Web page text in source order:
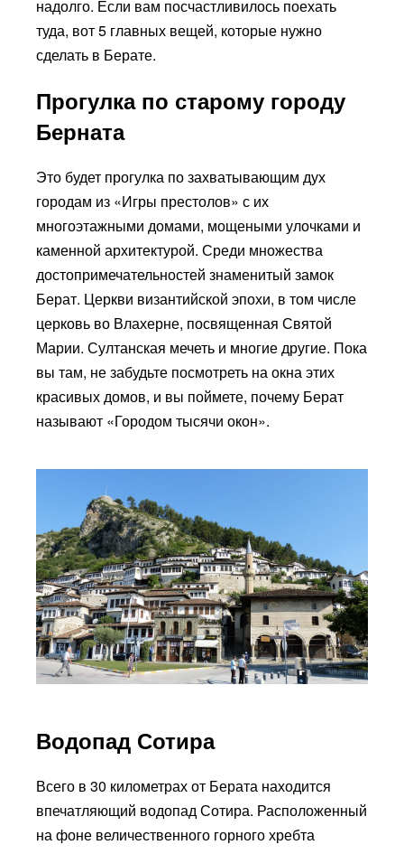
надолго. Если вам посчастливилось поехать
туда, вот 5 главных вещей, которые нужно
сделать в Берате.
Прогулка по старому городу
Берната
Это будет прогулка по захватывающим дух
городам из «Игры престолов» с их
многоэтажными домами, мощеными улочками и
каменной архитектурой. Среди множества
достопримечательностей знаменитый замок
Берат. Церкви византийской эпохи, в том числе
церковь во Влахерне, посвященная Святой
Марии. Султанская мечеть и многие другие. Пока
вы там, не забудьте посмотреть на окна этих
красивых домов, и вы поймете, почему Берат
называют «Городом тысячи окон».
Водопад Сотира
Всего в 30 километрах от Берата находится
впечатляющий водопад Сотира. Расположенный
на фоне величественного горного хребта